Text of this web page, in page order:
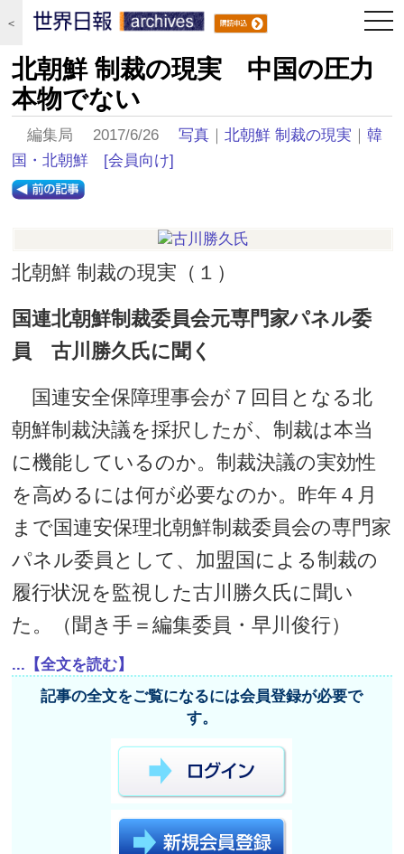
＜
北朝鮮 制裁の現実 中国の圧力
本物でない
編集局 2017/6/26写真 ｜北朝鮮 制裁の現実 ｜韓
国・北朝鮮
[会員向け]
北朝鮮 制裁の現実（１）
国連北朝鮮制裁委員会元専門家パネル委
員 古川勝久氏に聞く
国連安全保障理事会が７回目となる北
朝鮮制裁決議を採択したが、制裁は本当
に機能しているのか。制裁決議の実効性
を高めるには何が必要なのか。昨年４月
まで国連安保理北朝鮮制裁委員会の専門家
パネル委員として、加盟国による制裁の
履行状況を監視した古川勝久氏に聞い
た。（聞き手＝編集委員・早川俊行）
...【全文を読む】
記事の全文をご覧になるには会員登録が必要で
す。